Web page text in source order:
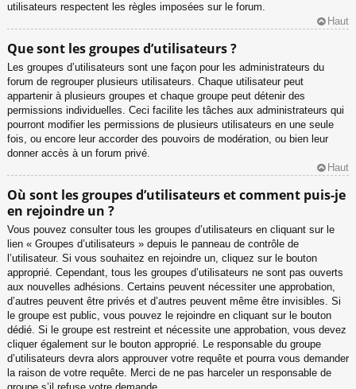
utilisateurs respectent les règles imposées sur le forum.
Haut
Que sont les groupes d’utilisateurs ?
Les groupes d’utilisateurs sont une façon pour les administrateurs du
forum de regrouper plusieurs utilisateurs. Chaque utilisateur peut
appartenir à plusieurs groupes et chaque groupe peut détenir des
permissions individuelles. Ceci facilite les tâches aux administrateurs qui
pourront modifier les permissions de plusieurs utilisateurs en une seule
fois, ou encore leur accorder des pouvoirs de modération, ou bien leur
donner accès à un forum privé.
Haut
Où sont les groupes d’utilisateurs et comment puis-je
en rejoindre un ?
Vous pouvez consulter tous les groupes d’utilisateurs en cliquant sur le
lien « Groupes d’utilisateurs » depuis le panneau de contrôle de
l’utilisateur. Si vous souhaitez en rejoindre un, cliquez sur le bouton
approprié. Cependant, tous les groupes d’utilisateurs ne sont pas ouverts
aux nouvelles adhésions. Certains peuvent nécessiter une approbation,
d’autres peuvent être privés et d’autres peuvent même être invisibles. Si
le groupe est public, vous pouvez le rejoindre en cliquant sur le bouton
dédié. Si le groupe est restreint et nécessite une approbation, vous devez
cliquer également sur le bouton approprié. Le responsable du groupe
d’utilisateurs devra alors approuver votre requête et pourra vous demander
la raison de votre requête. Merci de ne pas harceler un responsable de